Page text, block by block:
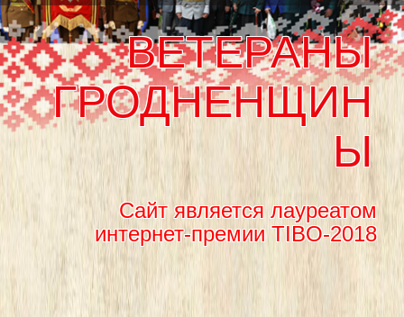
ВЕТЕРАНЫ
ГРОДНЕНЩИН
Ы
Сайт является лауреатом
интернет-премии TIBO-2018